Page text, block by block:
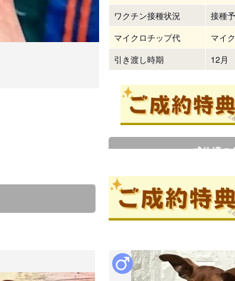
ワクチン接種状況
接種
マイクロチップ代
マイ
引き渡し時期
12月
成約済の
ブリーダー情報
児嶋知